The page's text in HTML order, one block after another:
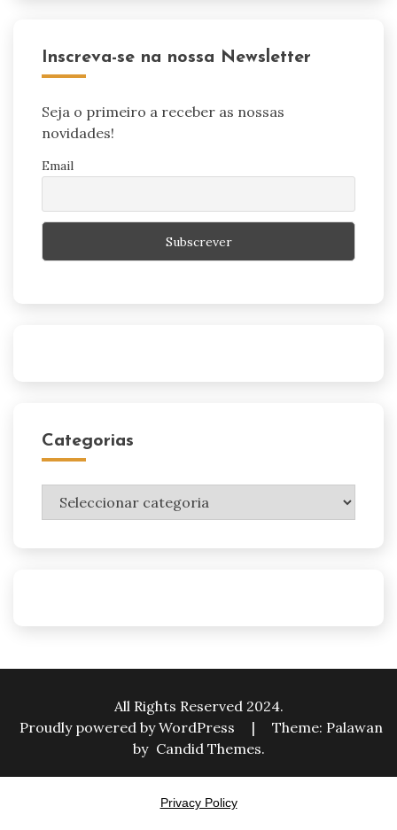
Inscreva-se na nossa Newsletter
Seja o primeiro a receber as nossas
novidades!
Email
Categorias
Categorias
All Rights Reserved 2024.
Proudly powered by WordPress
|
Theme: Palawan
by Candid Themes.
Privacy Policy